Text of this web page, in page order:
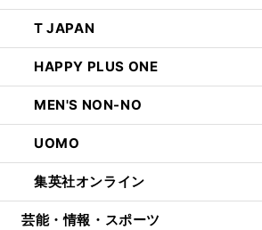
T JAPAN
HAPPY PLUS ONE
MEN'S NON-NO
UOMO
集英社オンライン
芸能・情報・スポーツ